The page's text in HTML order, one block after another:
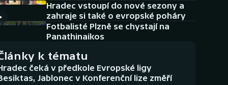
AZ kvízHradec vstoupí do nové sezony a
zahraje si také o evropské poháry
Fotbalisté Plzně se chystají na
Panathinaikos
k tématu
čeká v předkole Evropské ligy
Jablonec v Konferenční lize změří